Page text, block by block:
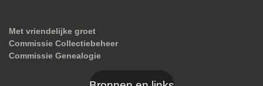
Met vriendelijke groet
Commissie Collectiebeheer
Commissie Genealogie